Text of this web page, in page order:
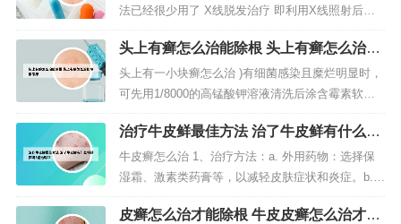
球生物医药行业提供全方位、一体化的新药研发和
生产服务。通过赋能全球制药、...
法已经很少用了 X线脱发治疗 即利用X线照射后，
使头发毛囊暂时缺血而易于拔除。这种情况可以在
医生指导下外用盐酸特比萘芬乳膏或者硝酸咪康唑
乳膏治疗，能够在一定程度上改善症状。口服药
物：头皮癣除了可以使用局部用药以外，也可以结
合口服药物治疗，能够促进病情早日...
头上有癣怎么治能除根 头上有癣怎么治能
除根不痒
头上有一小块癣怎么治 )有细菌感染且糜烂明显时，
可先用1/8000的高锰酸钾溶液清洗后涂含霉素软膏
或外搽皮肤康洗液.每日1—2次，感染控制后再用5%
硫磺软膏涂搽整个头皮。头上长癣用什么药？建
议：头癣治疗上主要是剪发，每天洗头。．醋熬花
椒治癣 ：方法是：一瓶醋，一把花椒，混合后熬半
小时，放凉后将熬好的...
治疗牛皮鲜最佳方法 治了牛皮鲜有什么特
效药吗?能治吗??
牛皮癣怎么治 1、治疗方法：a. 外用药物：选择保
湿霜、激素类药膏等，以减轻皮肤症状和炎症。b.
口服药物：如抗炎、抗过敏、免疫抑制剂等，需根
据具体病情在医生指导下使用。c. 光疗：如紫外
皮癣怎么治才能除根 牛皮皮癣怎么治才能